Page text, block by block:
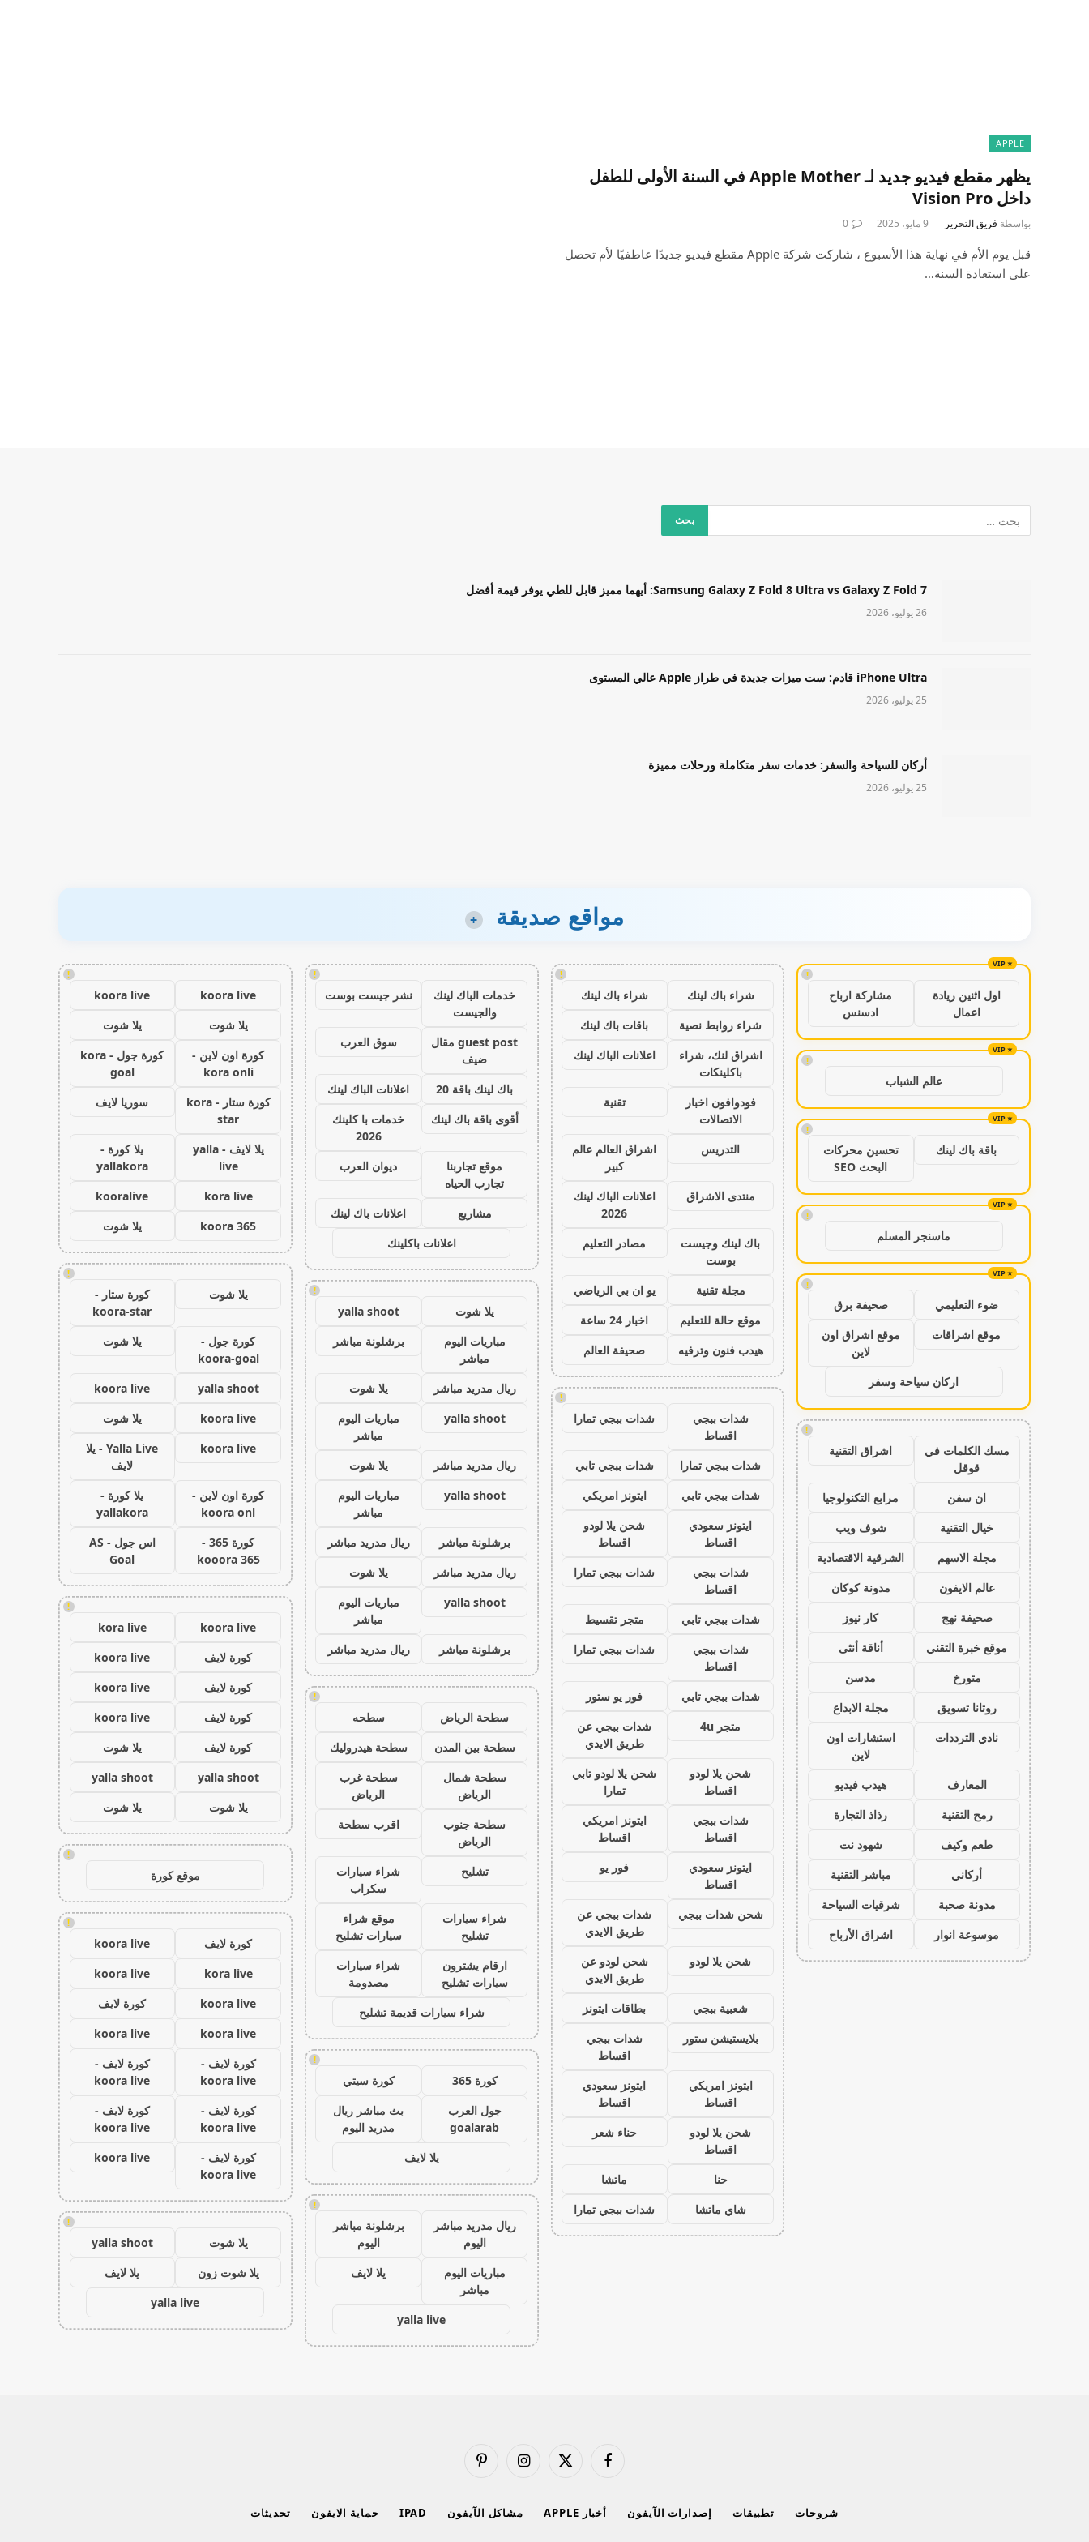
APPLE
يظهر مقطع فيديو جديد لـ Apple Mother في السنة الأولى للطفل
داخل Vision Pro
بواسطة فريق التحرير 9 مايو، 2025 0
قبل يوم الأم في نهاية هذا الأسبوع ، شاركت شركة Apple مقطع فيديو جديدًا عاطفيًا لأم تحصل
على استعادة السنة…
Samsung Galaxy Z Fold 8 Ultra vs Galaxy Z Fold 7: أيهما مميز قابل للطي يوفر قيمة أفضل
26 يوليو، 2026
iPhone Ultra قادم: ست ميزات جديدة في طراز Apple عالي المستوى
25 يوليو، 2026
أركان للسياحة والسفر: خدمات سفر متكاملة ورحلات مميزة
25 يوليو، 2026
مواقع صديقة +
!
اول اثنين ريادة
اعمال
مشاركة ارباح
ادسنس
!
عالم الشباب
!
باقة باك لينك
تحسين محركات
البحث SEO
!
ماسنجر المسلم
!
ضوء التعليمي
صحيفة برق
موقع اشراقات
موقع اشراق اون
لاين
اركان سياحة وسفر
!
مسك الكلمات في
قوقل
اشراق التقنية
ان سفن
مرابع التكنولوجيا
خيال التقنية
شوف ويب
مجلة الاسهم
الشرقية الاقتصادية
عالم الايفون
مدونة كوكان
صحيفة نهج
كار نيوز
موقع خبرة التقني
أناقة أنثى
متورخ
مدسن
روتانا تسويق
مجلة الابداع
نادي الترددات
استشارات اون
لاين
المعارف
هيدب فيديو
رمح التقنية
رذاذ التجارة
طعم وكيف
شهود نت
أركاني
مباشر التقنية
مدونة صحبة
شرقيات السياحة
موسوعة انوار
اشراق الأرباح
!
شراء باك لينك
شراء باك لينك
شراء روابط نصية
باقات باك لينك
اشراق لنك، شراء
باكلينكات
اعلانات الباك لينك
فودوافون اخبار
الاتصالات
تقنية
التدريس
اشراق العالم عالم
كبير
منتدى الاشراق
اعلانات الباك لينك
2026
باك لينك وجيست
بوست
مصادر التعليم
مجلة تقنية
يو ان بي الرياضي
موقع حالة للتعليم
اخبار 24 ساعة
هيدب فنون وترفيه
صحيفة العالم
!
شدات ببجي
اقساط
شدات ببجي تمارا
شدات ببجي تمارا
شدات ببجي تابي
شدات ببجي تابي
ايتونز امريكي
ايتونز سعودي
اقساط
شحن يلا لودو
اقساط
شدات ببجي
اقساط
شدات ببجي تمارا
شدات ببجي تابي
متجر تقسيط
شدات ببجي
اقساط
شدات ببجي تمارا
شدات ببجي تابي
فور يو ستور
متجر 4u
شدات ببجي عن
طريق الايدي
شحن يلا لودو
اقساط
شحن يلا لودو تابي
تمارا
شدات ببجي
اقساط
ايتونز امريكي
اقساط
ايتونز سعودي
اقساط
فور يو
شحن شدات ببجي
شدات ببجي عن
طريق الايدي
شحن يلا لودو
شحن لودو عن
طريق الايدي
شعبية ببجي
بطاقات ايتونز
بلايستيشن ستور
شدات ببجي
اقساط
ايتونز امريكي
اقساط
ايتونز سعودي
اقساط
شحن يلا لودو
اقساط
حناء شعر
حنا
ماتشا
شاي ماتشا
شدات ببجي تمارا
!
خدمات الباك لينك
والجيست
نشر جيست بوست
guest post مقال
ضيف
سوق العرب
باك لينك باقة 20
اعلانات الباك لينك
أقوى باقة باك لينك
خدمات با كلينك
2026
موقع تجاربنا
تجارب الحياه
ديوان العرب
مشاريع
اعلانات باك لينك
اعلانات باكلينك
!
يلا شوت
yalla shoot
مباريات اليوم
مباشر
برشلونة مباشر
ريال مدريد مباشر
يلا شوت
yalla shoot
مباريات اليوم
مباشر
ريال مدريد مباشر
يلا شوت
yalla shoot
مباريات اليوم
مباشر
برشلونة مباشر
ريال مدريد مباشر
ريال مدريد مباشر
يلا شوت
yalla shoot
مباريات اليوم
مباشر
برشلونة مباشر
ريال مدريد مباشر
!
سطحة الرياض
سطحه
سطحة بين المدن
سطحة هيدروليك
سطحة شمال
الرياض
سطحة غرب
الرياض
سطحة جنوب
الرياض
اقرب سطحة
تشليح
شراء سيارات
سكراب
شراء سيارات
تشليح
موقع شراء
سيارات تشليح
ارقام يشترون
سيارات تشليح
شراء سيارات
مصدومة
شراء سيارات قديمة تشليح
!
كورة 365
كورة سيتي
جول العرب
goalarab
بث مباشر ريال
مدريد اليوم
يلا لايف
!
ريال مدريد مباشر
اليوم
برشلونة مباشر
اليوم
مباريات اليوم
مباشر
يلا لايف
yalla live
!
koora live
koora live
يلا شوت
يلا شوت
كورة اون لاين -
kora onli
كورة جول - kora
goal
كورة ستار - kora
star
سوريا لايف
يلا لايف - yalla
live
يلا كورة -
yallakora
kora live
kooralive
koora 365
يلا شوت
!
يلا شوت
كورة ستار -
koora-star
كورة جول -
koora-goal
يلا شوت
yalla shoot
koora live
koora live
يلا شوت
koora live
Yalla Live - يلا
لايف
كورة اون لاين -
koora onl
يلا كورة -
yallakora
كورة 365 -
kooora 365
اس جول - AS
Goal
!
koora live
kora live
كورة لايف
koora live
كورة لايف
koora live
كورة لايف
koora live
كورة لايف
يلا شوت
yalla shoot
yalla shoot
يلا شوت
يلا شوت
!
موقع كورة
!
كورة لايف
koora live
kora live
koora live
koora live
كورة لايف
koora live
koora live
كورة لايف -
koora live
كورة لايف -
koora live
كورة لايف -
koora live
كورة لايف -
koora live
كورة لايف -
koora live
koora live
!
يلا شوت
yalla shoot
يلا شوت زون
يلا لايف
yalla live
فيسبوك
X
الانستغرامبينتيريست
شروحات تطبيقات إصدارات الآيفون أخبار APPLE مشاكل الآيفون IPAD حماية الايفون تحديثات